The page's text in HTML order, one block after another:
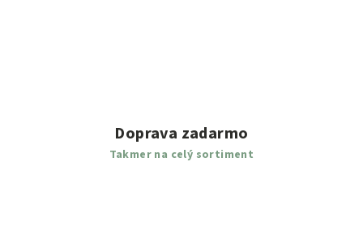
Doprava zadarmo
Takmer na celý sortiment